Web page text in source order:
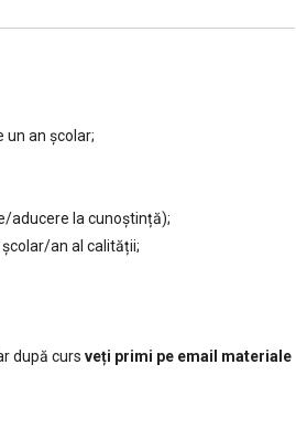
un an școlar;
aducere la cunoştință);
an al calității;
după curs veți primi pe email materiale